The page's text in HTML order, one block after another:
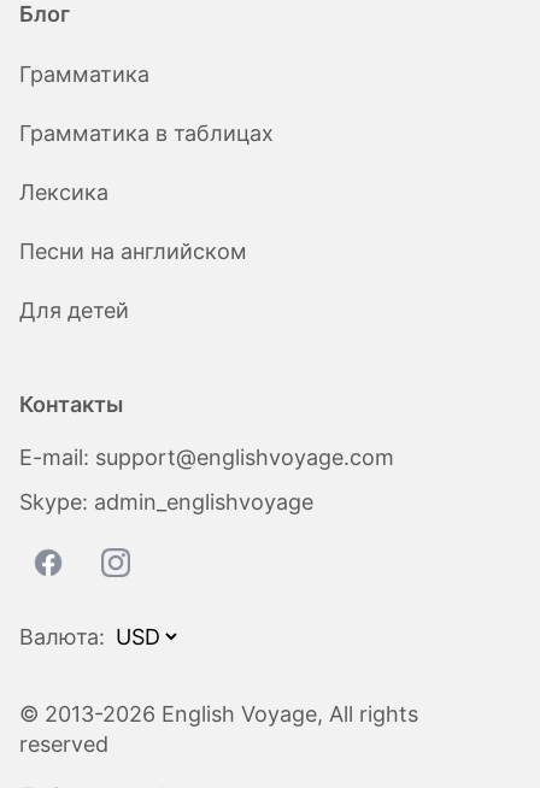
Блог
Грамматика
Грамматика в таблицах
Лексика
Песни на английском
Для детей
Контакты
E-mail: support@englishvoyage.com
Skype: admin_englishvoyage
Валюта:
© 2013-2026 English Voyage, All rights
reserved